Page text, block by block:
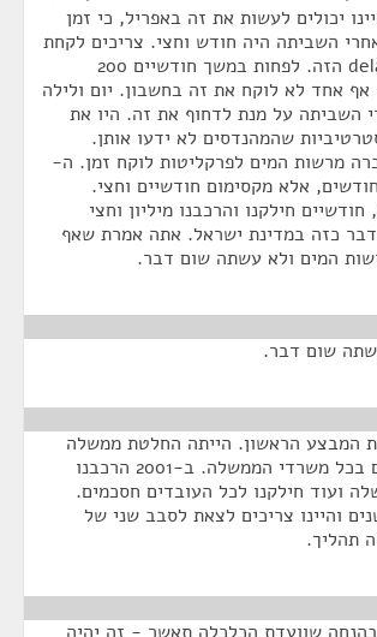
יכולים לעשות את זה באפריל, כי זמן
השביתה היה חודש וחצי. צריכים לקחת
בחשבון את ה-delay הזה. לפחות במשך חודשיים 200
אחד לא לוקח את זה בחשבון. יום ולילה
השביתה על מנת לדחוף את זה. היו את
שהמהנדסים לא ידעו אותן.
מרשות המים לפרקליטות לוקח זמן. ה-
delay הוא לא 6 חודשים, אלא מקסימום חודשיים וחצי.
חילקנו והרכבנו מיליון וחצי
כזה במדינת ישראל. אתה אמרת שאף
המים ולא עשתה שום דבר.
שום דבר.
את המבצע הראשון. הייתה החלטת ממשלה
להרכבת החסכמים בכל משרדי הממשלה. ב-2001 הרכבנו
ועוד חילקנו לכל העובדים חסכמים.
שעברו 8,9 שנים והיינו צריכים לצאת לסבב שני של
תהליך.